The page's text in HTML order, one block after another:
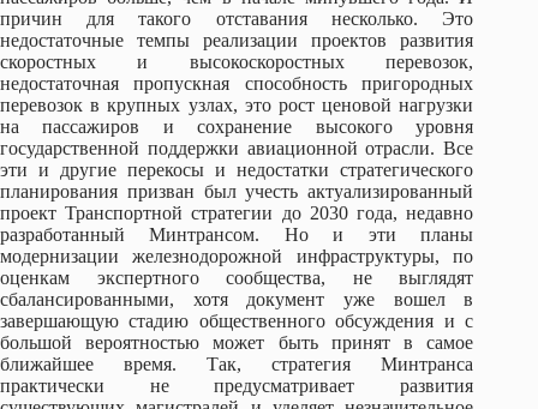
причин для такого отставания несколько. Это
недостаточные темпы реализации проектов развития
скоростных и высокоскоростных перевозок,
недостаточная пропускная способность пригородных
перевозок в крупных узлах, это рост ценовой нагрузки
на пассажиров и сохранение высокого уровня
государственной поддержки авиационной отрасли. Все
эти и другие перекосы и недостатки стратегического
планирования призван был учесть актуализированный
проект Транспортной стратегии до 2030 года, недавно
разработанный Минтрансом. Но и эти планы
модернизации железнодорожной инфраструктуры, по
оценкам экспертного сообщества, не выглядят
сбалансированными, хотя документ уже вошел в
завершающую стадию общественного обсуждения и с
большой вероятностью может быть принят в самое
ближайшее время. Так, стратегия Минтранса
практически не предусматривает развития